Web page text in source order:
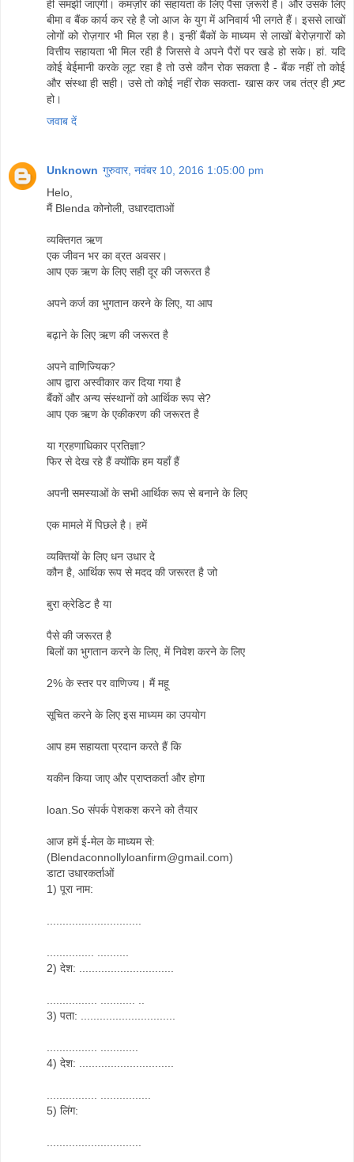
ही समझी जाएगी। कमज़ोर की सहायता के लिए पैसा ज़रूरी है। और उसके लिए
बीमा व बैंक कार्य कर रहे है जो आज के युग में अनिवार्य भी लगते हैं। इससे लाखों
लोगों को रोज़गार भी मिल रहा है। इन्हीं बैंकों के माध्यम से लाखों बेरोज़गारों को
वित्तीय सहायता भी मिल रही है जिससे वे अपने पैरों पर खडे हो सके। हां. यदि
कोई बेईमानी करके लूट रहा है तो उसे कौन रोक सकता है - बैंक नहीं तो कोई
और संस्था ही सही। उसे तो कोई नहीं रोक सकता- खास कर जब तंत्र ही भ्र्ष्ट
हो।
जवाब दें
Unknown गुरुवार, नवंबर 10, 2016 1:05:00 pm
Helo,
मैं Blenda कोनोली, उधारदाताओं
व्यक्तिगत ऋण
एक जीवन भर का व्रत अवसर।
आप एक ऋण के लिए सही दूर की जरूरत है
अपने कर्ज का भुगतान करने के लिए, या आप
बढ़ाने के लिए ऋण की जरूरत है
अपने वाणिज्यिक?
आप द्वारा अस्वीकार कर दिया गया है
बैंकों और अन्य संस्थानों को आर्थिक रूप से?
आप एक ऋण के एकीकरण की जरूरत है
या ग्रहणाधिकार प्रतिज्ञा?
फिर से देख रहे हैं क्योंकि हम यहाँ हैं
अपनी समस्याओं के सभी आर्थिक रूप से बनाने के लिए
एक मामले में पिछले है। हमें
व्यक्तियों के लिए धन उधार दे
कौन है, आर्थिक रूप से मदद की जरूरत है जो
बुरा क्रेडिट है या
पैसे की जरूरत है
बिलों का भुगतान करने के लिए, में निवेश करने के लिए
2% के स्तर पर वाणिज्य। मैं महू
सूचित करने के लिए इस माध्यम का उपयोग
आप हम सहायता प्रदान करते हैं कि
यकीन किया जाए और प्राप्तकर्ता और होगा
loan.So संपर्क पेशकश करने को तैयार
आज हमें ई-मेल के माध्यम से:
(Blendaconnollyloanfirm@gmail.com)
डाटा उधारकर्ताओं
1) पूरा नाम:
2) देश: ..............................
3) पता: ..............................
4) देश: ..............................
5) लिंग: